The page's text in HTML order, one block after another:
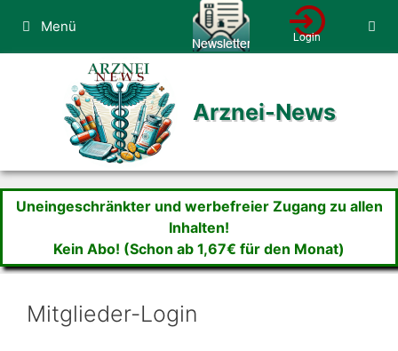
Inhalt
springen
Menü
Arznei-News
Uneingeschränkter und werbefreier Zugang zu allen
Inhalten!
Kein Abo! (Schon ab 1,67€ für den Monat)
Mitglieder-Login